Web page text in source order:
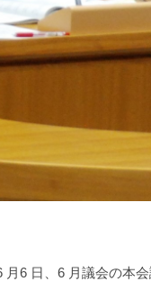
6 日、6 月議会の本会